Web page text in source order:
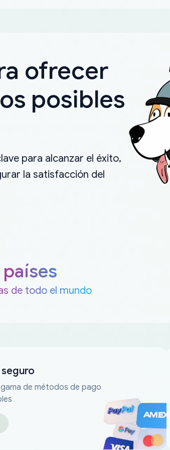
ofrecer
posibles
para alcanzar el éxito,
la satisfacción del
de todo el mundo
de métodos de pago